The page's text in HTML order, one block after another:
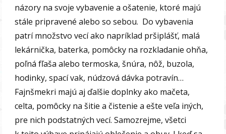
názory na svoje vybavenie a ošatenie, ktoré majú
stále pripravené alebo so sebou. Do vybavenia
patrí množstvo vecí ako napríklad pršiplášť, malá
lekárnička, baterka, pomôcky na rozkladanie ohňa,
poľná fľaša alebo termoska, šnúra, nôž, buzola,
hodinky, spací vak, núdzová dávka potravín…
Fajnšmekri majú aj ďalšie doplnky ako mačeta,
celta, pomôcky na šitie a čistenie a ešte veľa iných,
pre nich podstatných vecí. Samozrejme, všetci